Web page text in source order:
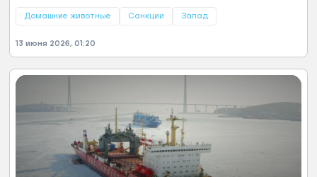
которых оказались животные. Так, Кадыров
выплачивать призовые за победу его скакуна и
заморозили средства на содержание
животного.
Домашние животные Санкции Запад
13 июня 2026, 01:20